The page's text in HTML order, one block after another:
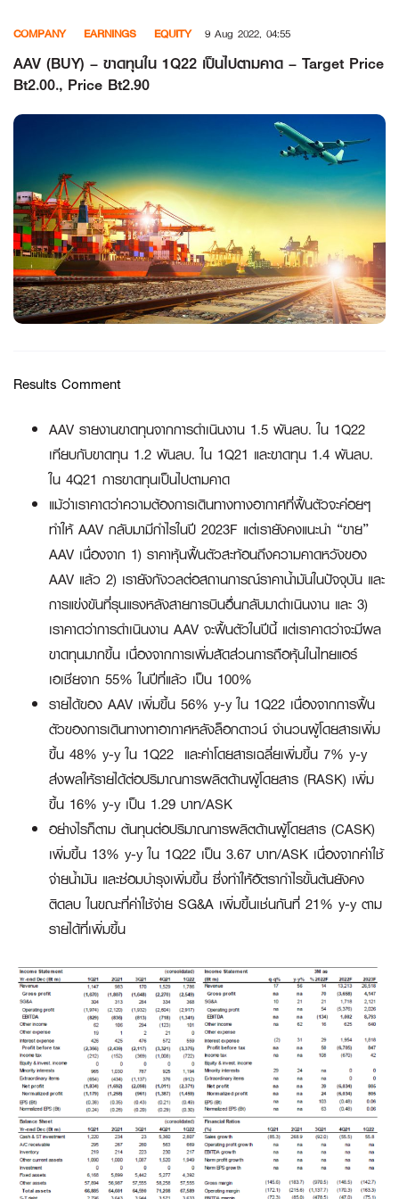
content
COMPANY EARNINGS EQUITY 9 Aug 2022, 04:55
AAV (BUY) – ขาดทุนใน 1Q22 เป็นไปตามคาด – Target Price
Bt2.00., Price Bt2.90
Results Comment
AAV รายงานขาดทุนจากการดำเนินงาน 1.5 พันลบ. ใน 1Q22
เทียบกับขาดทุน 1.2 พันลบ. ใน 1Q21 และขาดทุน 1.4 พันลบ.
ใน 4Q21 การขาดทุนเป็นไปตามคาด
แม้ว่าเราคาดว่าความต้องการเดินทางทางอากาศที่ฟื้นตัวจะค่อยๆ
ทำให้ AAV กลับมามีกำไรในปี 2023F แต่เรายังคงแนะนำ “ขาย”
AAV เนื่องจาก 1) ราคาหุ้นฟื้นตัวสะท้อนถึงความคาดหวังของ
AAV แล้ว 2) เรายังกังวลต่อสถานการณ์ราคาน้ำมันในปัจจุบัน และ
การแข่งขันที่รุนแรงหลังสายการบินอื่นกลับมาดำเนินงาน และ 3)
เราคาดว่าการดำเนินงาน AAV จะฟื้นตัวในปีนี้ แต่เราคาดว่าจะมีผล
ขาดทุนมากขึ้น เนื่องจากการเพิ่มสัดส่วนการถือหุ้นในไทยแอร์
เอเชียจาก 55% ในปีที่แล้ว เป็น 100%
รายได้ของ AAV เพิ่มขึ้น 56% y-y ใน 1Q22 เนื่องจากการฟื้น
ตัวของการเดินทางทาอากาศหลังล็อกดาวน์ จำนวนผู้โดยสารเพิ่ม
ขึ้น 48% y-y ใน 1Q22 และค่าโดยสารเฉลี่ยเพิ่มขึ้น 7% y-y
ส่งผลให้รายได้ต่อปริมาณการผลิตด้านผู้โดยสาร (RASK) เพิ่ม
ขึ้น 16% y-y เป็น 1.29 บาท/ASK
อย่างไรก็ตาม ต้นทุนต่อปริมาณการผลิตด้านผู้โดยสาร (CASK)
เพิ่มขึ้น 13% y-y ใน 1Q22 เป็น 3.67 บาท/ASK เนื่องจากค่าใช้
จ่ายน้ำมัน และซ่อมบำรุงเพิ่มขึ้น ซึ่งทำให้อัตรากำไรขั้นต้นยังคง
ติดลบ ในขณะที่ค่าใช้จ่าย SG&A เพิ่มขึ้นเช่นกันที่ 21% y-y ตาม
รายได้ที่เพิ่มขึ้น